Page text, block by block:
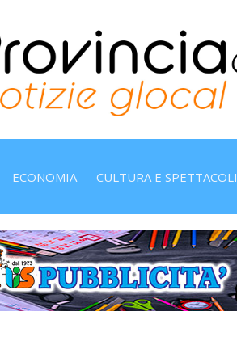
ECONOMIA CULTURA E SPETTACOLI